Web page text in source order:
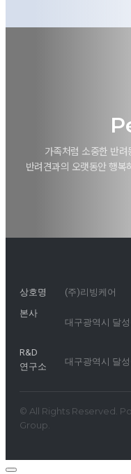
가족처럼 소중한 반려
반려견과의 오랫동안 행복
상호명
(주)리빙케어
본사
대구광역시 달
R&D
연구소
대구광역시 달
© All Rights Reserved.
Group.